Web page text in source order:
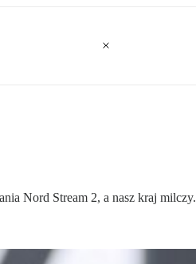
Nord Stream 2, a nasz kraj milczy.